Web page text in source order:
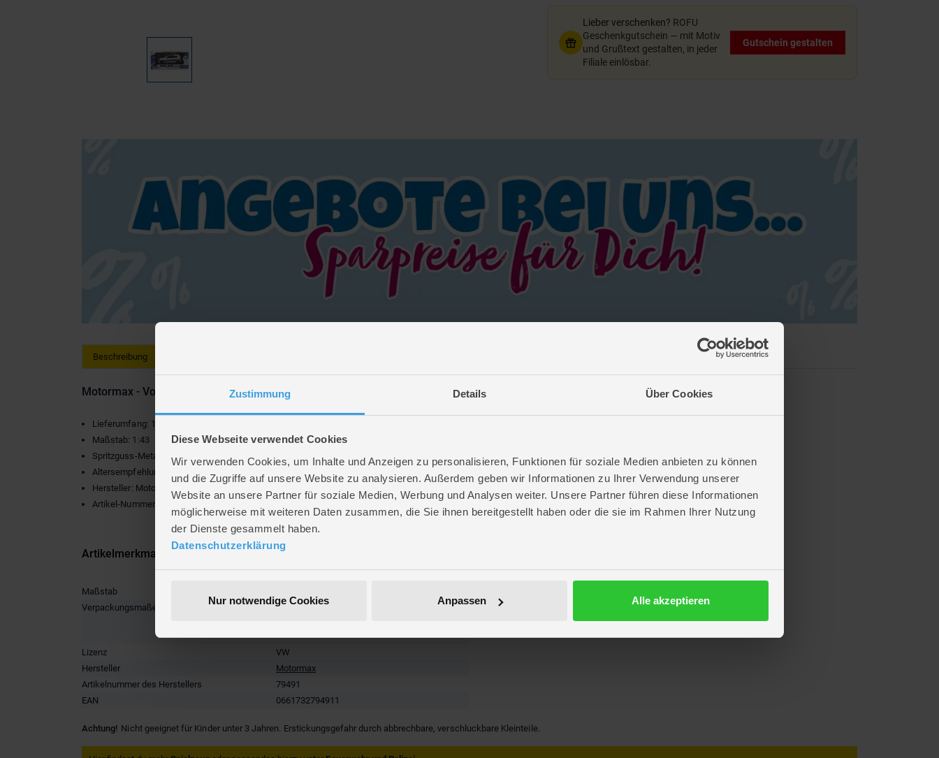
Zustimmung Details Über Cookies
Diese Webseite verwendet Cookies
Wir verwenden Cookies, um Inhalte und Anzeigen zu personalisieren, Funktionen für soziale Medien anbieten zu können
und die Zugriffe auf unsere Website zu analysieren. Außerdem geben wir Informationen zu Ihrer Verwendung unserer
Website an unsere Partner für soziale Medien, Werbung und Analysen weiter. Unsere Partner führen diese Informationen
möglicherweise mit weiteren Daten zusammen, die Sie ihnen bereitgestellt haben oder die sie im Rahmen Ihrer Nutzung
der Dienste gesammelt haben.
Datenschutzerklärung
Nur notwendige Cookies Anpassen Alle akzeptieren
Lieber verschenken? ROFU
Geschenkgutschein — mit Motiv
und Grußtext gestalten, in jeder
Filiale einlösbar.
Gutschein gestalten
Beschreibung
Motormax - Volkswagen Golf A7 GTI Einsatzwagen Polizei - Maßstab 1:43
Lieferumfang: 1 x Ford Mustang Mach I 1971
Maßstab: 1:43
Spritzguss-Metall (Die-Cast Collection)
Altersempfehlung: ab 3 Jahren
Hersteller: Motormax
Artikel-Nummer: 72083
Artikelmerkmale
Maßstab
Verpackungsmaße
Länge ca. 6,6 cm
Lizenz
VW
Hersteller
Motormax
Artikelnummer des Herstellers
79491
EAN
0661732794911
Achtung! Nicht geeignet für Kinder unter 3 Jahren. Erstickungsgefahr durch abbrechbare, verschluckbare Kleinteile.